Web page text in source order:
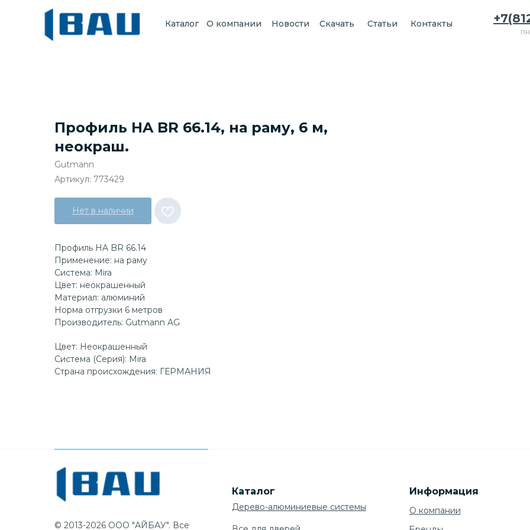
Каталог О компании Новости Статьи Контакты
Скачать
Профиль HA BR 66.14, на раму, 6 м,
неокраш.
Gutmann
Артикул: 773429
Нет в наличии
Профиль HA BR 66.14
Применение: на раму
Система: Mira
Цвет: неокрашенный
Материал: алюминий
Норма отгрузки 6 метров
Производитель: Gutmann AG
Цвет: Неокрашенный
Система (Серия): Mira
Страна происхождения: ГЕРМАНИЯ
Каталог Информация
Дерево-алюминиевые системы
© 2013-2026 ООО "АЙБАУ". Все
О компании